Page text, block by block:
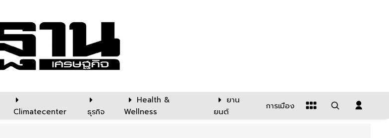
Climatecenter ธุรกิจ
Health &
Wellness
ยาน
ยนต์
การเมือง